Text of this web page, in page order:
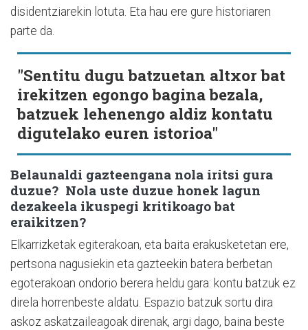
disidentziarekin lotuta. Eta hau ere gure historiaren
parte da.
"Sentitu dugu batzuetan altxor bat
irekitzen egongo bagina bezala,
batzuek lehenengo aldiz kontatu
digutelako euren istorioa"
Belaunaldi gazteengana nola iritsi gura
duzue? Nola uste duzue honek lagun
dezakeela ikuspegi kritikoago bat
eraikitzen?
Elkarrizketak egiterakoan, eta baita erakusketetan ere,
pertsona nagusiekin eta gazteekin batera berbetan
egoterakoan ondorio berera heldu gara: kontu batzuk ez
direla horrenbeste aldatu. Espazio batzuk sortu dira
askoz askatzaileagoak direnak, argi dago, baina beste